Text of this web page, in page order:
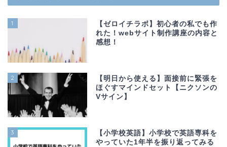
1
【ゼロイチラボ】初心者の私でも作
れた！webサイト制作講座の内容と
感想！
2
【明日から使える】面接前に緊張を
ほぐすマインドセット【ニクソンの
Vサイン】
3
【小学校英語】小学校で英語専科を
やっていた1年半を振り返ってみる